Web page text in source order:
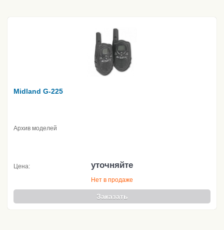
Midland G-225
Архив моделей
Цена: уточняйте
Нет в продаже
Заказать